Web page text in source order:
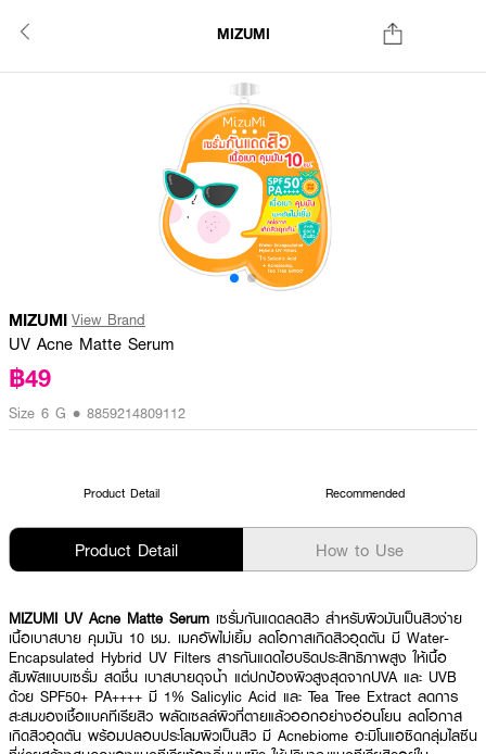
MIZUMI
MIZUMI View Brand
UV Acne Matte Serum
฿49
Size 6 G • 8859214809112
Product Detail Recommended
Product Detail How to Use
MIZUMI UV Acne Matte Serum เซรั่มกันแดดลดสิว สำหรับผิวมันเป็นสิวง่าย
เนื้อเบาสบาย คุมมัน 10 ชม. เมคอัพไม่เยิ้ม ลดโอกาสเกิดสิวอุดตัน มี Water-
Encapsulated Hybrid UV Filters สารกันแดดไฮบริดประสิทธิภาพสูง ให้เนื้อ
สัมผัสแบบเซรั่ม สดชื่น เบาสบายดุจน้ำ แต่ปกป้องผิวสูงสุดจากUVA และ UVB
ด้วย SPF50+ PA++++ มี 1% Salicylic Acid และ Tea Tree Extract ลดการ
สะสมของเชื้อแบคทีเรียสิว ผลัดเซลล์ผิวที่ตายแล้วออกอย่างอ่อนโยน ลดโอกาส
เกิดสิวอุดตัน พร้อมปลอบประโลมผิวเป็นสิว มี Acnebiome อะมิโนแอซิดกลุ่มไลซีน